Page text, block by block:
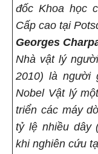
đốc Khoa học
Cấp cao tại
Georges
Nhà vật lý
2010) là người
Nobel Vật lý
triển các máy
tỷ lệ nhiều dây
khi nghiên cứu